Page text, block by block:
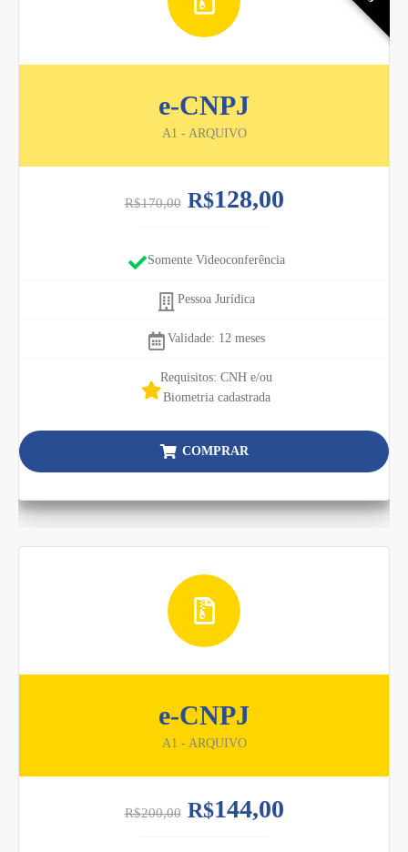
e-CNPJ
A1 - ARQUIVO
R$170,00 R$128,00
Somente Videoconferência
Pessoa Jurídica
Validade: 12 meses
Requisitos: CNH e/ou
Biometria cadastrada
COMPRAR
e-CNPJ
A1 - ARQUIVO
R$200,00 R$144,00